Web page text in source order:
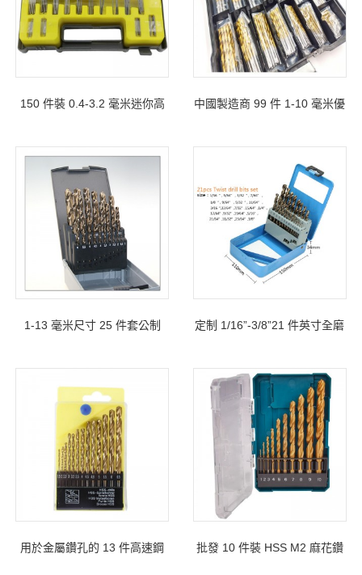
150 件裝 0.4-3.2 毫米迷你高
微型工藝品
中國製造商 99 件 1-10 毫米優
1-13 毫米尺寸 25 件套公制 定制 1/16”-3/8”21 件英寸全磨
中
用於金屬鑽孔的 13 件高速鋼 批發 10 件裝 HSS M2 麻花鑽